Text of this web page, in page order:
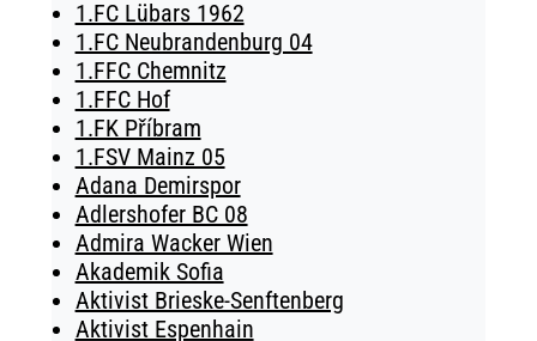
1.FC Lübars 1962
1.FC Neubrandenburg 04
1.FFC Chemnitz
1.FFC Hof
1.FK Příbram
1.FSV Mainz 05
Adana Demirspor
Adlershofer BC 08
Admira Wacker Wien
Akademik Sofia
Aktivist Brieske-Senftenberg
Aktivist Espenhain